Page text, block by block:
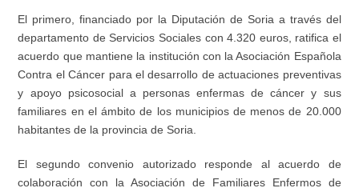
El primero, financiado por la Diputación de Soria a través del
departamento de Servicios Sociales con 4.320 euros, ratifica el
acuerdo que mantiene la institución con la Asociación Española
Contra el Cáncer para el desarrollo de actuaciones preventivas
y apoyo psicosocial a personas enfermas de cáncer y sus
familiares en el ámbito de los municipios de menos de 20.000
habitantes de la provincia de Soria.
El segundo convenio autorizado responde al acuerdo de
colaboración con la Asociación de Familiares Enfermos de